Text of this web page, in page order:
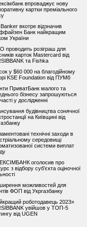
впроваджує нову
картки преміального
вкотре відзначив
Банк найкращим
України
проводить розіграш для
карток Mastercard від
та Fishka
у $60 000 на благодійному
KSE Foundation від ПУМб
ПриватБанк малого та
бізнесу запрошуються
у дослідженні
будівництва сонячної
на Київщині від
технічні заходи в
середовищі
системи виплат
оголосив про
з відбору суб’єкта оціночної
можливостей для
ФОП від Укргазбанку
роботодавець 2023»
увійшов у ТОП-5
від UGEN